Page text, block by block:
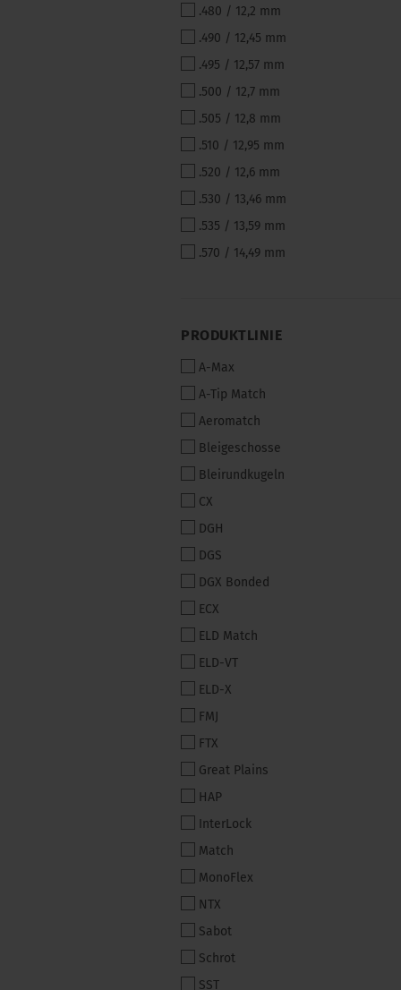
.480 / 12,2 mm
.490 / 12,45 mm
.495 / 12,57 mm
.500 / 12,7 mm
.505 / 12,8 mm
.510 / 12,95 mm
.520 / 12,6 mm
.530 / 13,46 mm
.535 / 13,59 mm
.570 / 14,49 mm
PRODUKTLINIE
PRODUKTLINIE
A-Max
A-Tip Match
Aeromatch
Bleigeschosse
Bleirundkugeln
CX
DGH
DGS
DGX Bonded
ECX
ELD Match
ELD-VT
ELD-X
FMJ
FTX
Great Plains
HAP
InterLock
Match
MonoFlex
NTX
Sabot
Schrot
SST